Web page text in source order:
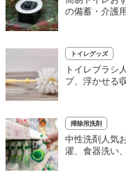
の備蓄・介護
トイレグッズ
トイレブラシ
プ、浮かせる
掃除用洗剤
中性洗剤人気
濯、食器洗い